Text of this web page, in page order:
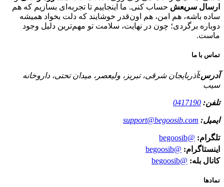
ارسال سریعش حساب کنی. ما اینجاییم تا تجربه‌ای بسازیم که هم
ساده باشه، هم امن، هم اون‌قدر خوشایند که دلت بخواد همیشه
دوباره برگردی؛ چون در نهایت، سلامت تو مهم‌ترین دلیل وجود
ماست.
تماس با ما
آدرس:آذربایجان شرقی، تبریز، ولیعصر، میدان تحتی، داروخانه
سیب
تلفن: 0417190
ایمیل: support@begoosib.com
تلگرام: @begoosib
اینستاگرام: @begoosib
کانال بله: @begoosib
نمادها